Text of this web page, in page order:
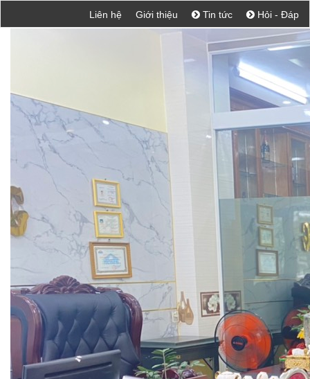
Hỏi - Đáp
Tin tức
Giới thiệu
Liên hệ